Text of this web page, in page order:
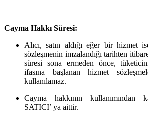
Cayma Hakkı Süresi:
Alıcı, satın aldığı eğer bir hizmet
sözleşmenin imzalandığı tarihten
süresi sona ermeden önce,
ifasına başlanan hizmet
kullanılamaz.
Cayma hakkının kullanımından
SATICI’ ya aittir.